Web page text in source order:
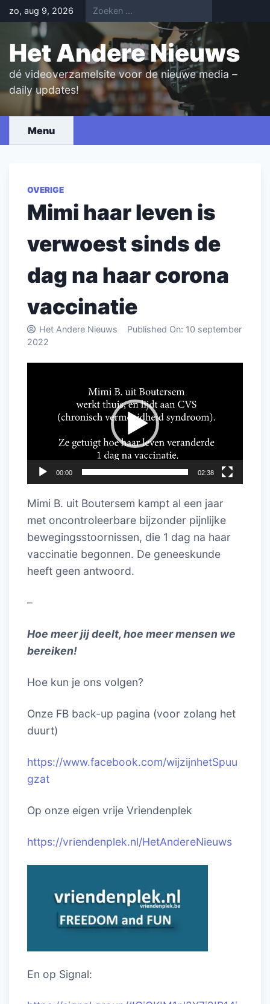
Skip
to
content
zo, aug 9, 2026
Het Andere Nieuws
dé videoverzamelsite voor de nieuwe media –
daily updates!
Menu
OVERIGE
Mimi haar leven is
verwoest sinds de
dag na haar corona
vaccinatie
Het Andere Nieuws Published On: 10 september
2022
00:00 02:38
Mimi B. uit Boutersem kampt al een jaar
met oncontroleerbare bijzonder pijnlijke
bewegingsstoornissen, die 1 dag na haar
vaccinatie begonnen. De geneeskunde
heeft geen antwoord.
–
Hoe meer jij deelt, hoe meer mensen we
bereiken!
Hoe kun je ons volgen?
Onze FB back-up pagina (voor zolang het
duurt)
https://www.facebook.com/wijzijnhetSpuu
gzat
Op onze eigen vrije Vriendenplek
https://vriendenplek.nl/HetAndereNieuws
En op Signal: